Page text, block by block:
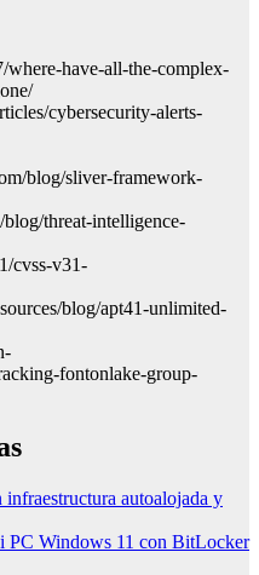
where-have-all-the-complex-
cybersecurity-alerts-
blog/sliver-framework-
threat-intelligence-
cvss-v31-
blog/apt41-unlimited-
fontonlake-group-
autoalojada y
PC Windows 11 con BitLocker